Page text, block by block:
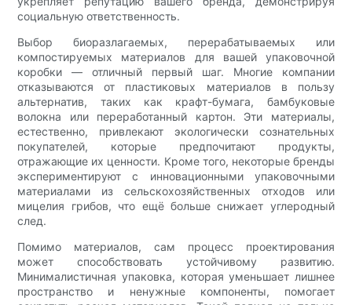
социальную ответственность.
Выбор биоразлагаемых, перерабатываемых или
компостируемых материалов для вашей упаковочной
коробки — отличный первый шаг. Многие компании
отказываются от пластиковых материалов в пользу
альтернатив, таких как крафт-бумага, бамбуковые
волокна или переработанный картон. Эти материалы,
естественно, привлекают экологически сознательных
покупателей, которые предпочитают продукты,
отражающие их ценности. Кроме того, некоторые бренды
экспериментируют с инновационными упаковочными
материалами из сельскохозяйственных отходов или
мицелия грибов, что ещё больше снижает углеродный
след.
Помимо материалов, сам процесс проектирования
может способствовать устойчивому развитию.
Минималистичная упаковка, которая уменьшает лишнее
пространство и ненужные компоненты, помогает